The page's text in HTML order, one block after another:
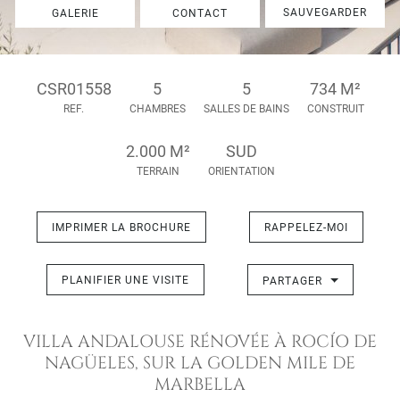
GALERIE CONTACT SAUVEGARDER
CSR01558
REF.
5
CHAMBRES
5
SALLES DE BAINS
734 M²
CONSTRUIT
2.000 M²
TERRAIN
SUD
ORIENTATION
IMPRIMER LA BROCHURE RAPPELEZ-MOI
PLANIFIER UNE VISITE PARTAGER
VILLA ANDALOUSE RÉNOVÉE À ROCÍO DE
NAGÜELES, SUR LA GOLDEN MILE DE
MARBELLA